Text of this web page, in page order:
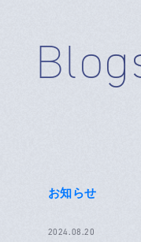
お知らせ
2024.08.20